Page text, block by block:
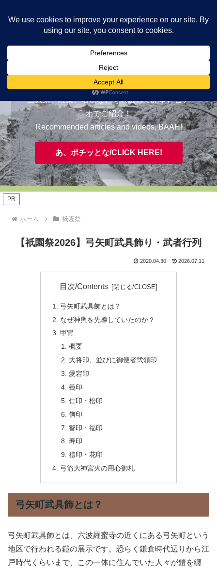
EVAAH!
おすすめ/RECOMMENDED
三大祭、紅葉、名所などを厳選して記事とビデ
オでご紹介！
Recommended articles and videos, BAAH!
あ、ポチッとな/CLICK HERE!
PR
ホーム 祇園祭
【祇園祭2026】弓矢町武具飾り・武者行列
2020.04.30 2026.07.11
目次/Contents
弓矢町武具飾とは？
なぜ神輿を先導していたのか？
甲冑
概要
大将印、並びに御便者弐領印
愛宕印
義印
仁印・松印
信印
智印・福印
寿印
禮印・花印
弓箭大神宮火の用心御札
弓矢町武具飾とは？
弓矢町武具飾とは、六波羅蜜寺の近くにある弓矢町という
地区で行われる鎧の展示です。恐らく鎌倉時代辺りから江
戸時代くらいまで、この一体に住んでいた人々が鎧を纏